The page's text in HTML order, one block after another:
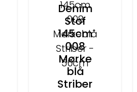
Denim
Stof
145cm
008
Mørke
blå
Striber